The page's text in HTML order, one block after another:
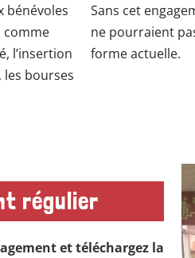
bénévoles
comme
l’insertion
les bourses
Sans cet
ne pourraient
forme actuelle.
régulier
et téléchargez la